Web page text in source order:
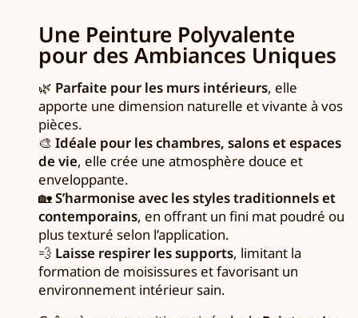
Une Peinture Polyvalente
pour des Ambiances Uniques
🌿 Parfaite pour les murs intérieurs, elle
apporte une dimension naturelle et vivante à vos
pièces.
🎨 Idéale pour les chambres, salons et espaces
de vie, elle crée une atmosphère douce et
enveloppante.
🏡S’harmonise avec les styles traditionnels et
contemporains, en offrant un fini mat poudré ou
plus texturé selon l’application.
💨 Laisse respirer les supports, limitant la
formation de moisissures et favorisant un
environnement intérieur sain.